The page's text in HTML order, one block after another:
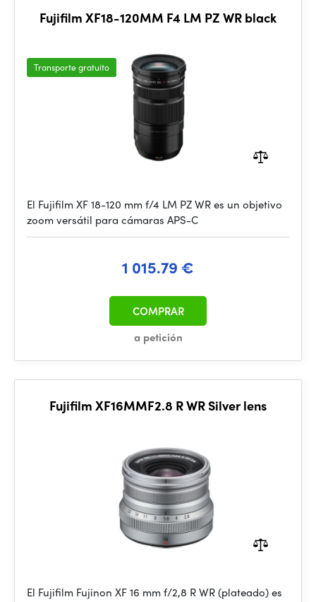
Fujifilm XF18-120MM F4 LM PZ WR black
Transporte gratuito
El Fujifilm XF 18-120 mm f/4 LM PZ WR es un objetivo
zoom versátil para cámaras APS-C
1 015.79 €
a petición
COMPRAR
Fujifilm XF16MMF2.8 R WR Silver lens
El Fujifilm Fujinon XF 16 mm f/2,8 R WR (plateado) es